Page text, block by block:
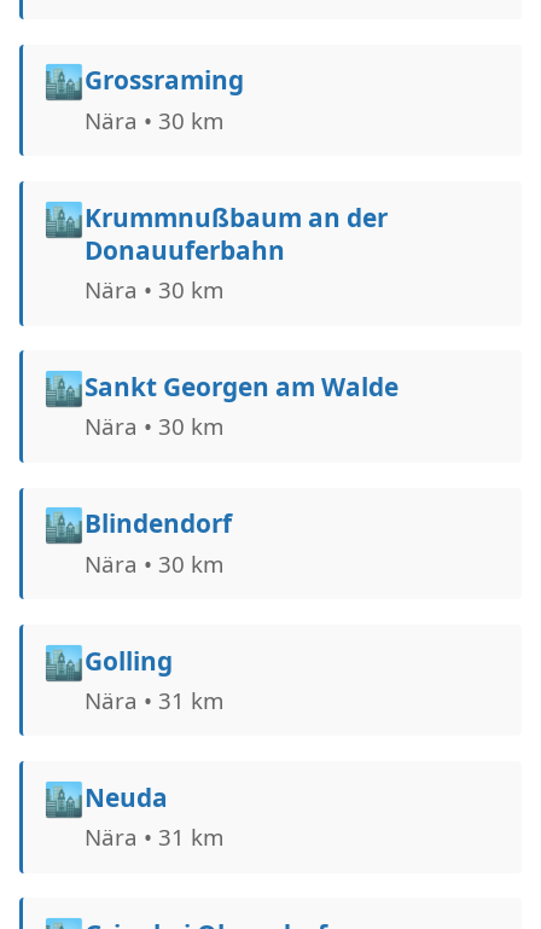
🏙️Grossraming
Nära • 30 km
🏙️Krummnußbaum an der
Donauuferbahn
Nära • 30 km
🏙️Sankt Georgen am Walde
Nära • 30 km
🏙️Blindendorf
Nära • 30 km
🏙️Golling
Nära • 31 km
🏙️Neuda
Nära • 31 km